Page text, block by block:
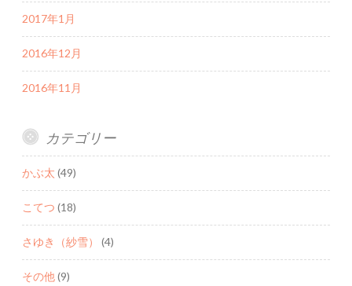
2017年1月
2016年12月
2016年11月
カテゴリー
かぶ太 (49)
こてつ (18)
さゆき（紗雪） (4)
その他(9)